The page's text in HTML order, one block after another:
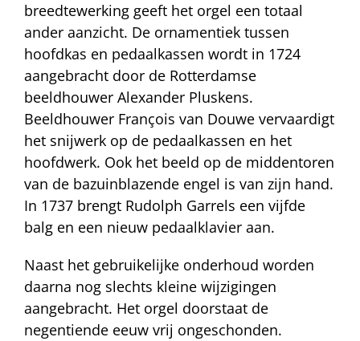
breedtewerking geeft het orgel een totaal
ander aanzicht. De ornamentiek tussen
hoofdkas en pedaalkassen wordt in 1724
aangebracht door de Rotterdamse
beeldhouwer Alexander Pluskens.
Beeldhouwer François van Douwe vervaardigt
het snijwerk op de pedaalkassen en het
hoofdwerk. Ook het beeld op de middentoren
van de bazuinblazende engel is van zijn hand.
In 1737 brengt Rudolph Garrels een vijfde
balg en een nieuw pedaalklavier aan.
Naast het gebruikelijke onderhoud worden
daarna nog slechts kleine wijzigingen
aangebracht. Het orgel doorstaat de
negentiende eeuw vrij ongeschonden.